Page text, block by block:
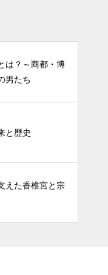
生と発展の裏
論争の歴史
は？～商都・博
男たち
と歴史
えた香椎宮と宗